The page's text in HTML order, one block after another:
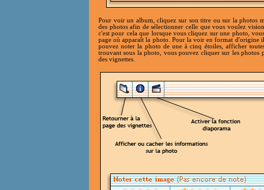
Pour voir un album, cliquez sur son titre ou sur la photos
des photos afin de sélectionner celle que vous voulez
c'est pour cela que lorsque vous cliquez sur une photo,
page où apparaît la photo. Pour la voir en format d'origine
pouvez noter la photo de une à cinq étoiles, afficher
trouvant sous la photo, vous pouvez cliquer sur les photos
des vignettes.